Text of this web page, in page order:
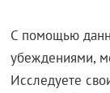
С помощью
убеждениями,
Исследуете